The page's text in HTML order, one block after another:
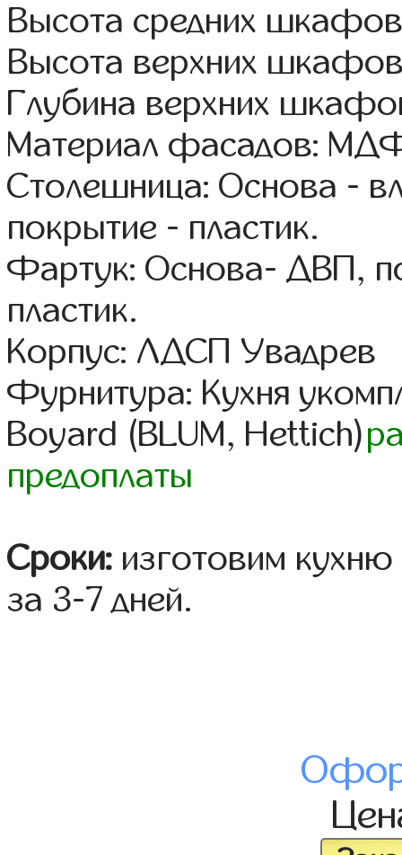
Высота средних
Высота верхних
Глубина верхних
Материал фасадов:
Столешница: Основа -
покрытие - пластик.
Фартук: Основа- ДВП,
пластик.
Корпус: ЛДСП Увадрев
Фурнитура: Кухня
Boyard (BLUM, Hettich)
предоплаты
Сроки: изготовим
за 3-7 дней.